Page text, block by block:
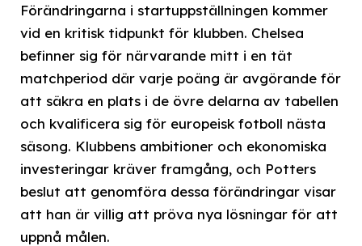
Förändringarna i startuppställningen kommer
vid en kritisk tidpunkt för klubben. Chelsea
befinner sig för närvarande mitt i en tät
matchperiod där varje poäng är avgörande för
att säkra en plats i de övre delarna av tabellen
och kvalificera sig för europeisk fotboll nästa
säsong. Klubbens ambitioner och ekonomiska
investeringar kräver framgång, och Potters
beslut att genomföra dessa förändringar visar
att han är villig att pröva nya lösningar för att
uppnå målen.